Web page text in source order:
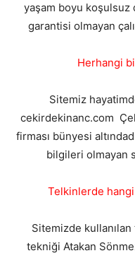
yaşam boyu
garantisi olmayan
Herhangi
Sitemiz
cekirdekinanc.com
firması bünyesi
bilgileri olmayan
Telkinlerde
Sitemizde
tekniği Atakan